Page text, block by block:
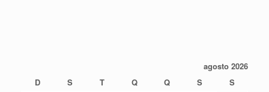
agosto 2026
D
S T Q Q S
S